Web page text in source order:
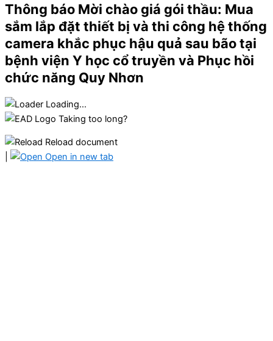
Thông báo Mời chào giá gói thầu: Mua
sắm lắp đặt thiết bị và thi công hệ thống
camera khắc phục hậu quả sau bão tại
bệnh viện Y học cổ truyền và Phục hồi
chức năng Quy Nhơn
Loading...
Taking too long?
Reload document
Open in new tab